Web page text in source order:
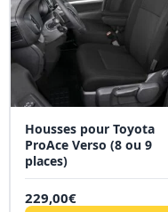
Housses pour Toyota
ProAce Verso (8 ou 9
places)
229,00€